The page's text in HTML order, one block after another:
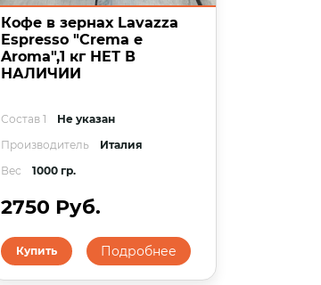
Кофе в зернах Lavazza
Espresso "Crema e
Aroma",1 кг НЕТ В
НАЛИЧИИ
Состав 1
Не указан
Производитель
Италия
Вес
1000 гр.
2750 Руб.
Купить Подробнее